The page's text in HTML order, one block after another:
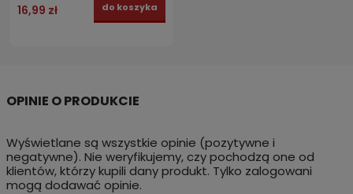
16,99 zł do koszyka
Wyświetlane są wszystkie opinie (pozytywne i
negatywne). Nie weryfikujemy, czy pochodzą one od
klientów, którzy kupili dany produkt. Tylko zalogowani
mogą dodawać opinie.